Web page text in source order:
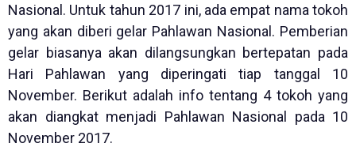
Nasional. Untuk tahun 2017 ini, ada empat nama tokoh
yang akan diberi gelar Pahlawan Nasional. Pemberian
gelar biasanya akan dilangsungkan bertepatan pada
Hari Pahlawan yang diperingati tiap tanggal 10
November. Berikut adalah info tentang 4 tokoh yang
akan diangkat menjadi Pahlawan Nasional pada 10
November 2017.